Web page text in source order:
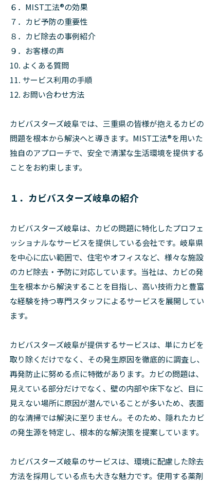
６．MIST工法®の効果
７．カビ予防の重要性
８．カビ除去の事例紹介
９．お客様の声
10. よくある質問
11. サービス利用の手順
12. お問い合わせ方法
カビバスターズ岐阜では、三重県の皆様が抱えるカビの
問題を根本から解決へと導きます。MIST工法®を用いた
独自のアプローチで、安全で清潔な生活環境を提供する
ことをお約束します。
１．カビバスターズ岐阜の紹介
カビバスターズ岐阜は、カビの問題に特化したプロフェ
ッショナルなサービスを提供している会社です。岐阜県
を中心に広い範囲で、住宅やオフィスなど、様々な施設
のカビ除去・予防に対応しています。当社は、カビの発
生を根本から解決することを目指し、高い技術力と豊富
な経験を持つ専門スタッフによるサービスを展開してい
ます。
カビバスターズ岐阜が提供するサービスは、単にカビを
取り除くだけでなく、その発生原因を徹底的に調査し、
再発防止に努める点に特徴があります。カビの問題は、
見えている部分だけでなく、壁の内部や床下など、目に
見えない場所に原因が潜んでいることが多いため、表面
的な清掃では解決に至りません。そのため、隠れたカビ
の発生源を特定し、根本的な解決策を提案しています。
カビバスターズ岐阜のサービスは、環境に配慮した除去
方法を採用している点も大きな魅力です。使用する薬剤